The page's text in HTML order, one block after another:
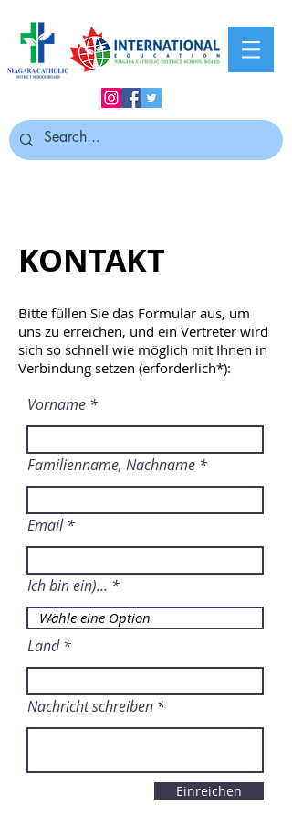
KONTAKT
Bitte füllen Sie das Formular aus, um
uns zu erreichen, und ein Vertreter wird
sich so schnell wie möglich mit Ihnen in
Verbindung setzen (erforderlich*):
Vorname
Familienname, Nachname
Email
Ich bin ein)...
Land
Nachricht schreiben
Einreichen